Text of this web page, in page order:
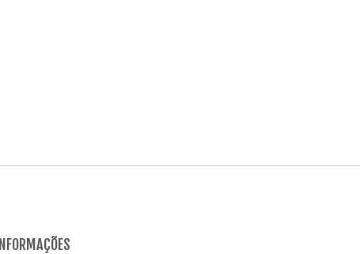
INFORMAÇÕES